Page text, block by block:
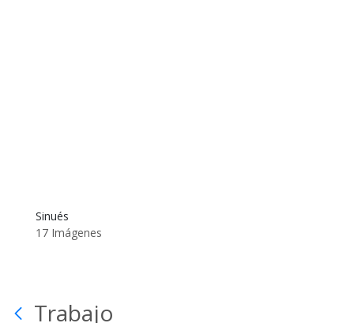
Sinués
17 Imágenes
Trabajo